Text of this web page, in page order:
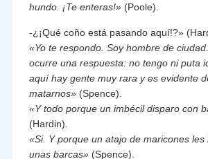
hundo. ¡Te enteras!» (Poole).
-¿¡Qué coño está pasando aquí!?»
«Yo te respondo. Soy hombre de
ocurre una respuesta: no tengo ni puta
aquí hay gente muy rara y es evidente
matarnos» (Spence).
«Y todo porque un imbécil disparo con
(Hardin).
«Si. Y porque un atajo de maricones les
unas barcas» (Spence).